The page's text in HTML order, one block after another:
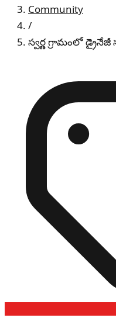
Community
/
స్వర్ణ గ్రామంలో